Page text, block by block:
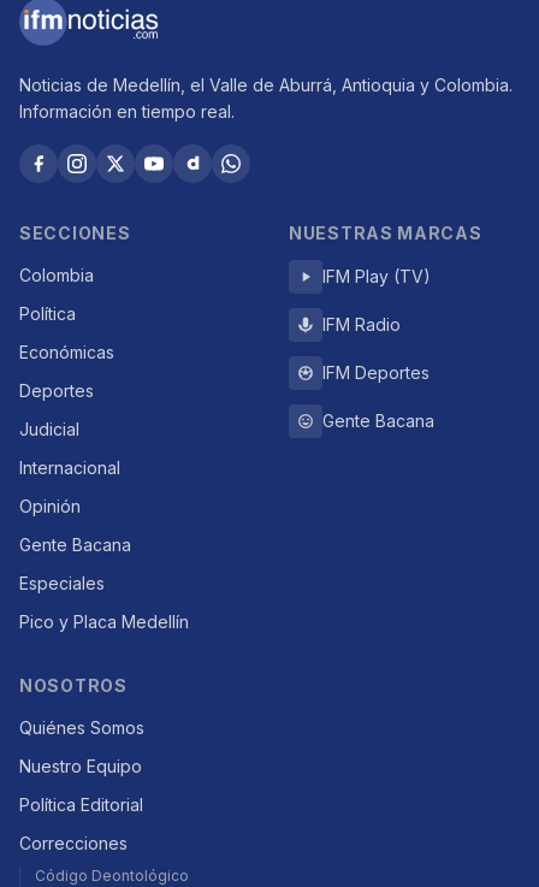
Noticias de Medellín, el Valle de Aburrá, Antioquia y Colombia.
Información en tiempo real.
SECCIONES
Colombia
Política
Económicas
Deportes
Judicial
Internacional
Opinión
Gente Bacana
Especiales
Pico y Placa Medellín
NUESTRAS MARCAS
IFM Play (TV)
IFM Radio
IFM Deportes
Gente Bacana
NOSOTROS
Quiénes Somos
Nuestro Equipo
Política Editorial
Correcciones
Código Deontológico